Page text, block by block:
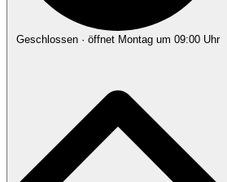
Geschlossen · öffnet Montag um 09:00 Uhr